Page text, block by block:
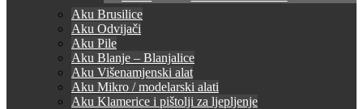
Aku Brusilice
Aku Odvijači
Aku Pile
Aku Blanje – Blanjalice
Aku Višenamjenski alat
Aku Mikro / modelarski alati
Aku Klamerice i pištolji za ljepljenje